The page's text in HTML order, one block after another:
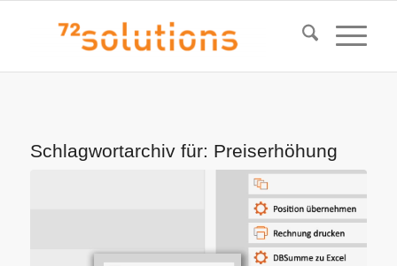
Schlagwortarchiv für: Preiserhöhung